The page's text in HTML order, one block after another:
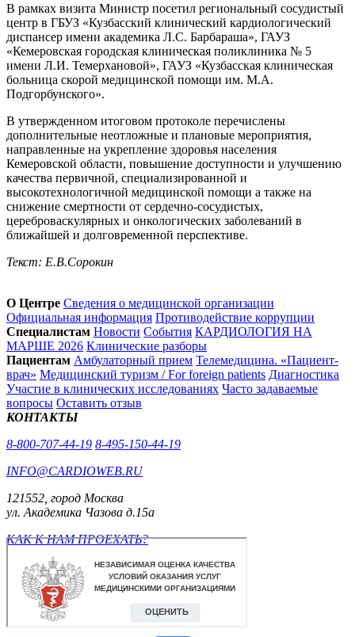
В рамках визита Министр посетил региональный сосудистый
центр в ГБУЗ «Кузбасский клинический кардиологический
диспансер имени академика Л.С. Барбараша», ГАУЗ
«Кемеровская городская клиническая поликлиника № 5
имени Л.И. Темерхановой», ГАУЗ «Кузбасская клиническая
больница скорой медицинской помощи им. М.А.
Подгорбунского».
В утвержденном итоговом протоколе перечислены
дополнительные неотложные и плановые мероприятия,
направленные на укрепление здоровья населения
Кемеровской области, повышение доступности и улучшению
качества первичной, специализированной и
высокотехнологичной медицинской помощи а также на
снижение смертности от сердечно-сосудистых,
цереброваскулярных и онкологических заболеваний в
ближайшей и долговременной перспективе.
Текст: Е.В.Сорокин
О Центре Сведения о медицинской организации
Официальная информация Противодействие коррупции
Специалистам Новости События КАРДИОЛОГИЯ НА
МАРШЕ 2026 Клинические разборы
Пациентам Амбулаторный прием Телемедицина. «Пациент-
врач» Медицинский туризм / For foreign patients Диагностика
Участие в клинических исследованиях Часто задаваемые
вопросы Оставить отзыв
КОНТАКТЫ
8-800-707-44-19 8-495-150-44-19
INFO@CARDIOWEB.RU
121552, город Москва
ул. Академика Чазова д.15а
КАК К НАМ ПРОЕХАТЬ?